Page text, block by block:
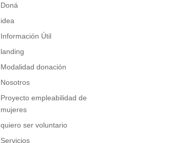
Doná
idea
Información Útil
landing
Modalidad donación
Nosotros
Proyecto empleabilidad de
mujeres
quiero ser voluntario
Servicios